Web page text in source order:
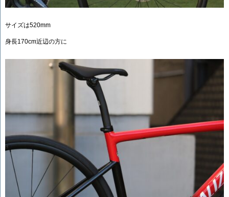
サイズは520mm
身長170cm近辺の方に